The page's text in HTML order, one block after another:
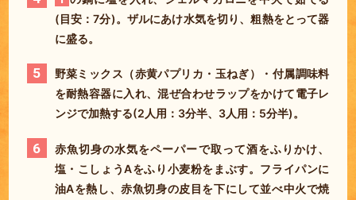
(目安：7分)。ザルにあけ水気を切り、粗熱をとって器
に盛る。
5
野菜ミックス（赤黄パプリカ・玉ねぎ）・付属調味料
を耐熱容器に入れ、混ぜ合わせラップをかけて電子レ
ンジで加熱する(2人用：3分半、3人用：5分半)。
6
赤魚切身の水気をペーパーで取って酒をふりかけ、
塩・こしょうAをふり小麦粉をまぶす。フライパンに
油Aを熱し、赤魚切身の皮目を下にして並べ中火で焼